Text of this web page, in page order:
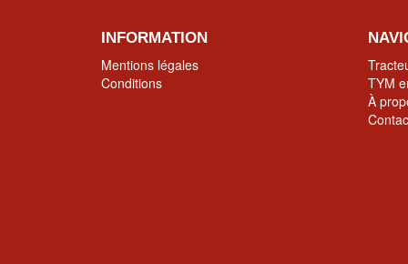
INFORMATION
Mentions légales
Conditions
TYM
À